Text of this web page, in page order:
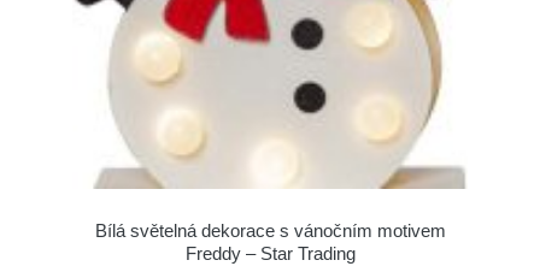
Bílá světelná dekorace s vánočním motivem
Freddy – Star Trading